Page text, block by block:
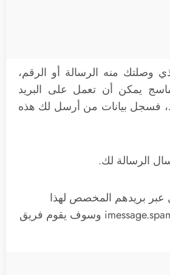
وصلتك منه الرسالة أو الرقم،
يمكن أن تعمل على البريد
فسجل بيانات من أرسل لك هذه
الرسالة لك.
عبر بريدهم المخصص لهذا
وسوف يقوم فريق